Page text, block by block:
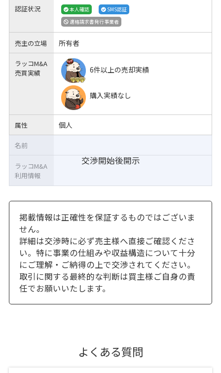
認証状況 本人確認
SMS認証
適格請求書発行事業者
売主の立場 所有者
ラッコM&A
売買実績
6件以上の売却実績
購入実績なし
属性 個人
交渉開始後開示
名前
ラッコM&A
利用情報
掲載情報は正確性を保証するものではございま
せん。
詳細は交渉時に必ず売主様へ直接ご確認くださ
い。特に事業の仕組みや収益構造について十分
にご理解・ご納得の上で交渉されてください。
取引に関する最終的な判断は買主様ご自身の責
任でお願いいたします。
よくある質問